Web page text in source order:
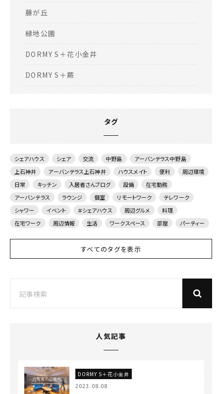
藤が丘
緑地公園
DORMY S＋花小金井
DORMY S＋蕨
タグ
シェアハウス シェア 交流 中野島
アーバンテラス中野島
上石神井
アーバンテラス上石神井 ハウスメイト 便利
周辺環境
日常
キッチン 入居者さんブログ 設備
在宅勤務
アーバンテラス
ラウンジ 個室 リモートワーク
テレワーク
シャワー
イベント ＃シェアハウス 周辺グルメ
料理
在宅ワーク
周辺情報 生活 ワークスペース 部屋 パーティー
すべてのタグを表示
人気記事
DORMY S＋花小金井
2023.08.08